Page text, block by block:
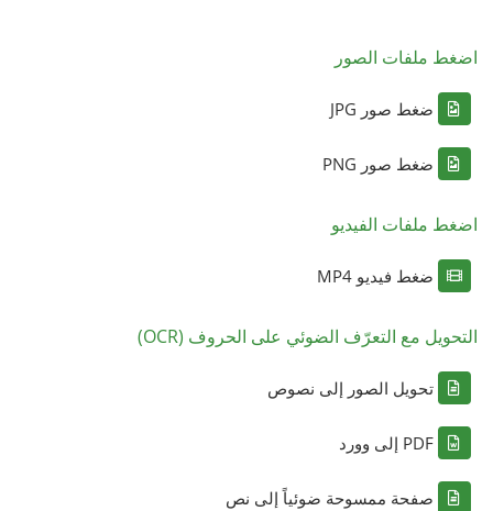
اضغط ملفات الصور
ضغط صور JPG
ضغط صور PNG
اضغط ملفات الفيديو
ضغط فيديو MP4
التحويل مع التعرّف الضوئي على الحروف (OCR)
تحويل الصور إلى نصوص
PDF إلى وورد
صفحة ممسوحة ضوئياً إلى نص